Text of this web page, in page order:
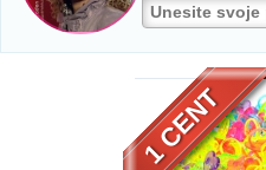
1 CENT